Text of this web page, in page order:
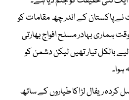
نے پاکستان کے اندر چھ مقامات کو
ہماری بہادر مسلح افواج بھارتی
بالکل تیار تھیں لیکن دشمن کو
کردہ ریفال لڑاکا طیاروں کے ساتھ